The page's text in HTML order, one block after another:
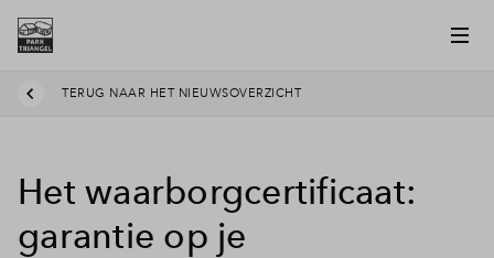
TERUG NAAR HET NIEUWSOVERZICHT
Het waarborgcertificaat:
garantie op je